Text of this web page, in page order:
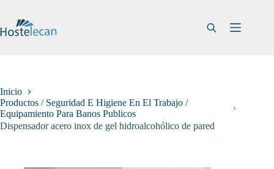
contenido
Inicio
Productos / Seguridad E Higiene En El Trabajo /
Equipamiento Para Banos Publicos
Dispensador acero inox de gel hidroalcohólico de pared